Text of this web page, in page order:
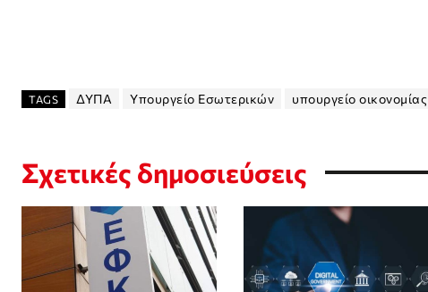
TAGS ΔΥΠΑ Υπουργείο Εσωτερικών υπουργείο οικονομίας
Σχετικές δημοσιεύσεις